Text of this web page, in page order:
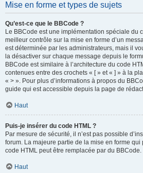
Mise en forme et types de sujets
Qu’est-ce que le BBCode ?
Le BBCode est une implémentation spéciale du
meilleur contrôle sur la mise en forme d’un
est déterminée par les administrateurs, mais il
la désactiver sur chaque message depuis le
BBCode est similaire à l’architecture du code
contenues entre des crochets « [ » et « ] » à la
« > ». Pour plus d’informations à propos du
guide qui est accessible depuis la page de
Haut
Puis-je insérer du code HTML ?
Par mesure de sécurité, il n’est pas possible
forum. La majeure partie de la mise en forme qui
code HTML peut être remplacée par du BBCode.
Haut